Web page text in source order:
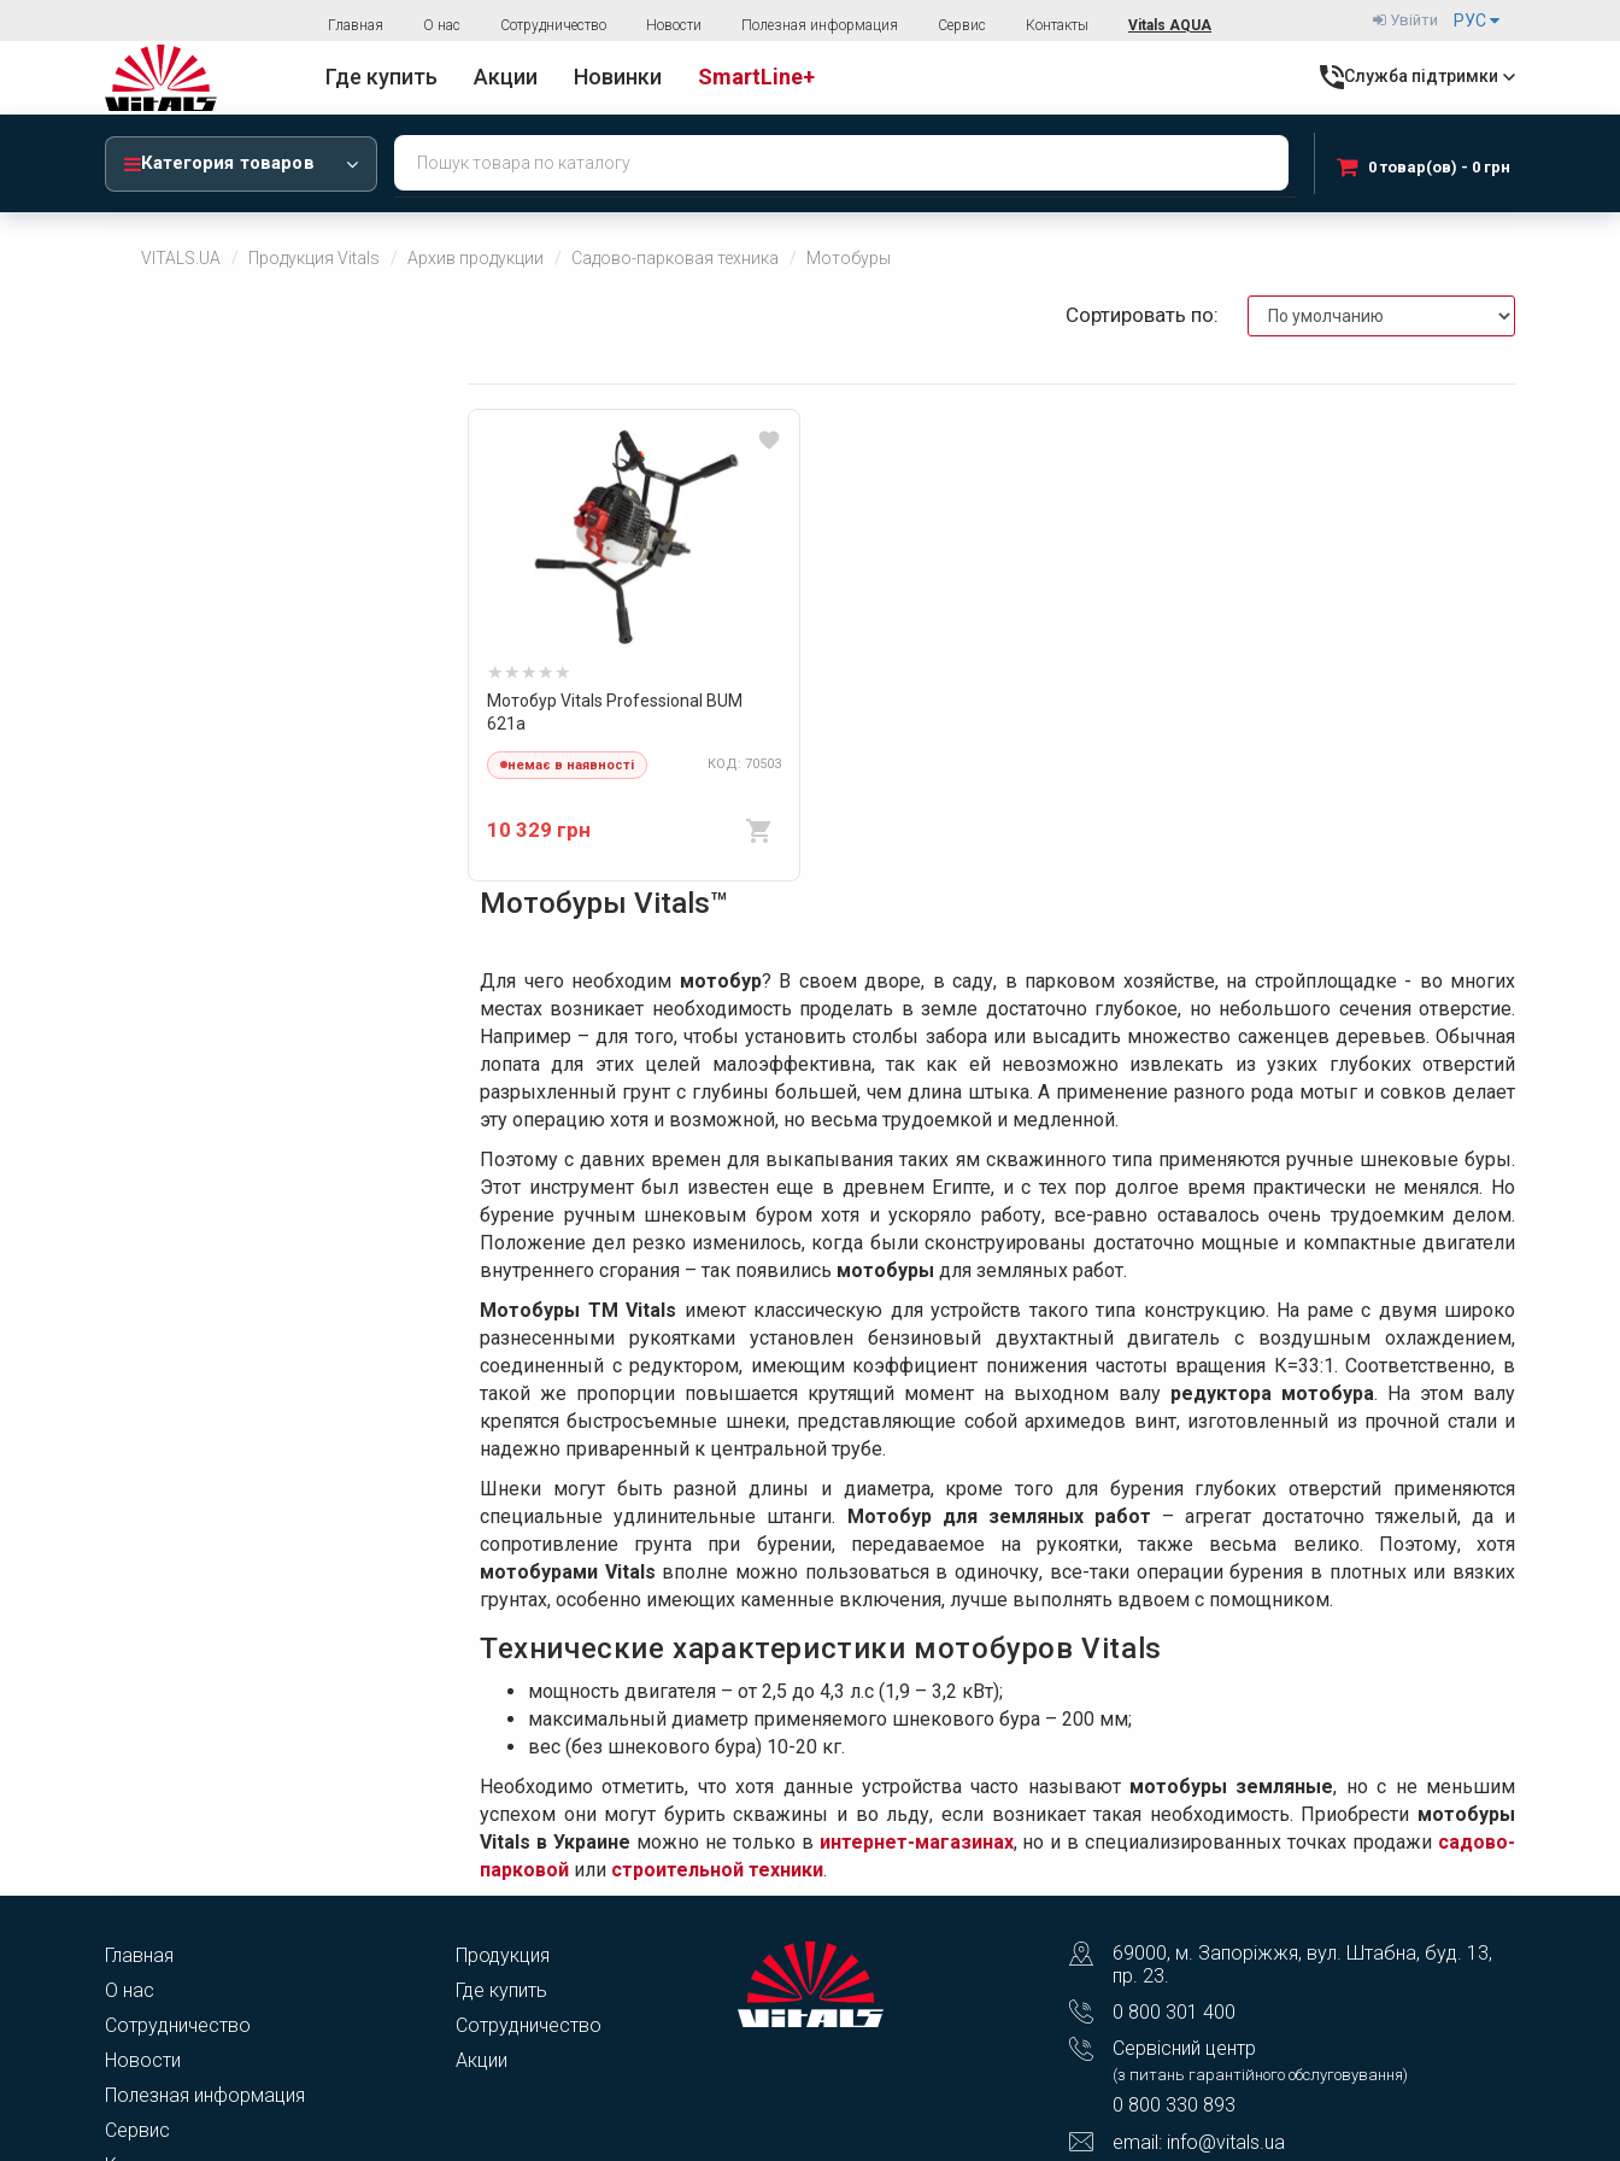
Главная О нас Сотрудничество Новости Полезная информация Сервис Контакты Vitals AQUA РУС
Увійти
Где купить Акции Новинки SmartLine+ Служба підтримки
Категория товаров 0 товар(ов) - 0 грн
VITALS.UA Продукция Vitals Архив продукции Садово-парковая техника Мотобуры
Сортировать по:
Мотобур Vitals Professional BUM
621a
немає в наявності КОД: 70503
10 329 грн
Мотобуры Vitals™
Для чего необходим мотобур? В своем дворе, в саду, в парковом хозяйстве, на стройплощадке - во многих
местах возникает необходимость проделать в земле достаточно глубокое, но небольшого сечения отверстие.
Например – для того, чтобы установить столбы забора или высадить множество саженцев деревьев. Обычная
лопата для этих целей малоэффективна, так как ей невозможно извлекать из узких глубоких отверстий
разрыхленный грунт с глубины большей, чем длина штыка. А применение разного рода мотыг и совков делает
эту операцию хотя и возможной, но весьма трудоемкой и медленной.
Поэтому с давних времен для выкапывания таких ям скважинного типа применяются ручные шнековые буры.
Этот инструмент был известен еще в древнем Египте, и с тех пор долгое время практически не менялся. Но
бурение ручным шнековым буром хотя и ускоряло работу, все-равно оставалось очень трудоемким делом.
Положение дел резко изменилось, когда были сконструированы достаточно мощные и компактные двигатели
внутреннего сгорания – так появились мотобуры для земляных работ.
Мотобуры ТМ Vitals имеют классическую для устройств такого типа конструкцию. На раме с двумя широко
разнесенными рукоятками установлен бензиновый двухтактный двигатель с воздушным охлаждением,
соединенный с редуктором, имеющим коэффициент понижения частоты вращения К=33:1. Соответственно, в
такой же пропорции повышается крутящий момент на выходном валу редуктора мотобура. На этом валу
крепятся быстросъемные шнеки, представляющие собой архимедов винт, изготовленный из прочной стали и
надежно приваренный к центральной трубе.
Шнеки могут быть разной длины и диаметра, кроме того для бурения глубоких отверстий применяются
специальные удлинительные штанги. Мотобур для земляных работ – агрегат достаточно тяжелый, да и
сопротивление грунта при бурении, передаваемое на рукоятки, также весьма велико. Поэтому, хотя
мотобурами Vitals вполне можно пользоваться в одиночку, все-таки операции бурения в плотных или вязких
грунтах, особенно имеющих каменные включения, лучше выполнять вдвоем с помощником.
Технические характеристики мотобуров Vitals
мощность двигателя – от 2,5 до 4,3 л.с (1,9 – 3,2 кВт);
максимальный диаметр применяемого шнекового бура – 200 мм;
вес (без шнекового бура) 10-20 кг.
Необходимо отметить, что хотя данные устройства часто называют мотобуры земляные, но с не меньшим
успехом они могут бурить скважины и во льду, если возникает такая необходимость. Приобрести мотобуры
Vitals в Украине можно не только в интернет-магазинах, но и в специализированных точках продажи садово-
парковой или строительной техники.
Главная
О нас
Сотрудничество
Новости
Полезная информация
Сервис
Продукция
Где купить
Сотрудничество
Акции
69000, м. Запоріжжя, вул. Штабна, буд. 13,
пр. 23.
0 800 301 400
Сервісний центр
(з питань гарантійного обслуговування)
0 800 330 893
email: info@vitals.ua